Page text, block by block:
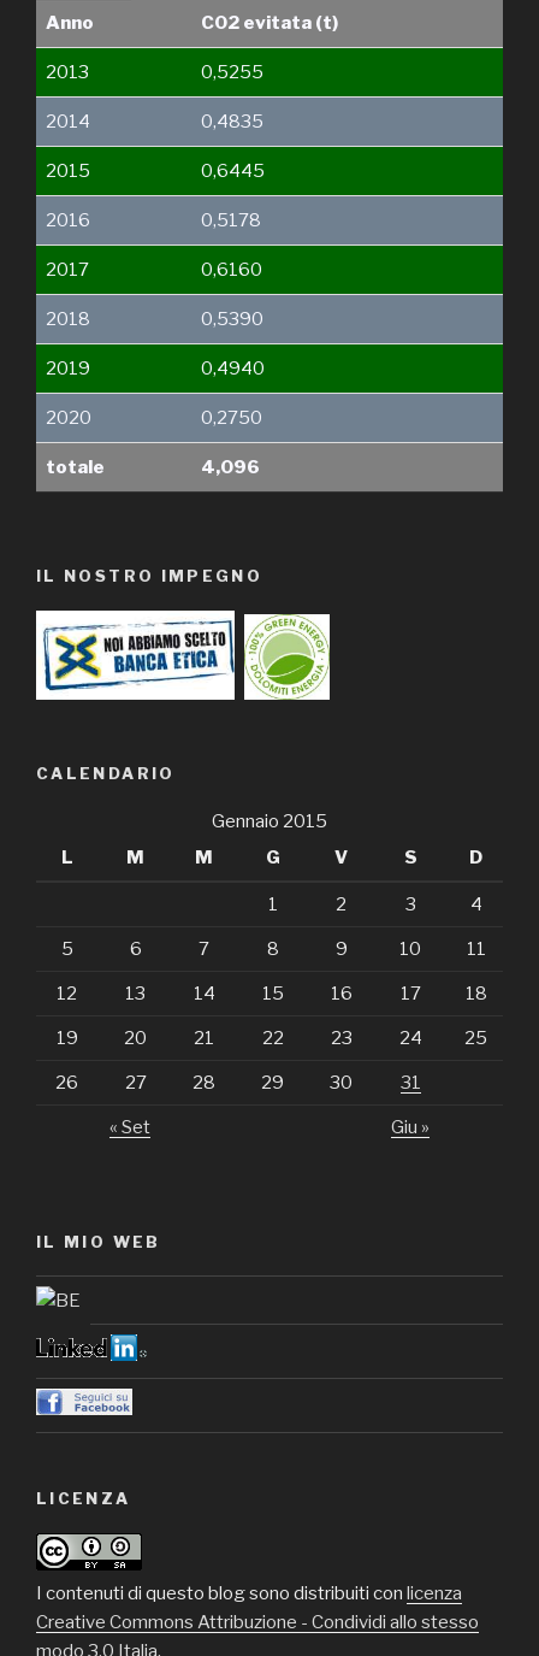
Anno C02 evitata (t)
2013 0,5255
2014 0,4835
2015 0,6445
2016 0,5178
2017 0,6160
2018 0,5390
2019 0,4940
2020 0,2750
totale 4,096
IL NOSTRO IMPEGNO
CALENDARIO
Gennaio 2015
L
M M G V S D
1 2 3 4
5 6 7 8 9 10 11
12 13 14 15 16 17 18
19 20 21 22 23 24 25
26 27 28 29 30 31
« Set Giu »
IL MIO WEB
LICENZA
I contenuti di questo blog sono distribuiti con licenza
Creative Commons Attribuzione - Condividi allo stesso
modo 3.0 Italia.